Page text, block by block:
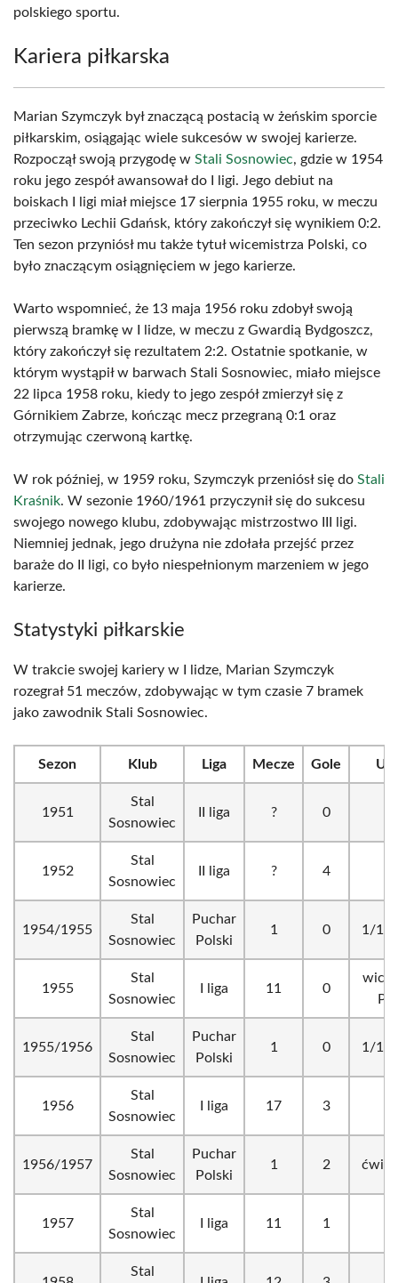
polskiego sportu.
Kariera piłkarska
Marian Szymczyk był znaczącą postacią w żeńskim sporcie
piłkarskim, osiągając wiele sukcesów w swojej karierze.
Rozpoczął swoją przygodę w Stali Sosnowiec, gdzie w 1954
roku jego zespół awansował do I ligi. Jego debiut na
boiskach I ligi miał miejsce 17 sierpnia 1955 roku, w meczu
przeciwko Lechii Gdańsk, który zakończył się wynikiem 0:2.
Ten sezon przyniósł mu także tytuł wicemistrza Polski, co
było znaczącym osiągnięciem w jego karierze.
Warto wspomnieć, że 13 maja 1956 roku zdobył swoją
pierwszą bramkę w I lidze, w meczu z Gwardią Bydgoszcz,
który zakończył się rezultatem 2:2. Ostatnie spotkanie, w
którym wystąpił w barwach Stali Sosnowiec, miało miejsce
22 lipca 1958 roku, kiedy to jego zespół zmierzył się z
Górnikiem Zabrze, kończąc mecz przegraną 0:1 oraz
otrzymując czerwoną kartkę.
W rok później, w 1959 roku, Szymczyk przeniósł się do Stali
Kraśnik. W sezonie 1960/1961 przyczynił się do sukcesu
swojego nowego klubu, zdobywając mistrzostwo III ligi.
Niemniej jednak, jego drużyna nie zdołała przejść przez
baraże do II ligi, co było niespełnionym marzeniem w jego
karierze.
Statystyki piłkarskie
W trakcie swojej kariery w I lidze, Marian Szymczyk
rozegrał 51 meczów, zdobywając w tym czasie 7 bramek
jako zawodnik Stali Sosnowiec.
Sezon Klub Liga Mecze Gole
1951
Stal
Sosnowiec
II liga ? 0
1952
Stal
Sosnowiec
II liga ? 4
1954/1955
Stal
Sosnowiec
Puchar
Polski
1 0 1/16
1955
Stal
Sosnowiec
I liga 11 0
1955/1956
Stal
Sosnowiec
Puchar
Polski
1 0 1/16
1956
Stal
Sosnowiec
I liga 17 3
1956/1957
Stal
Sosnowiec
Puchar
Polski
1 2
1957
Stal
Sosnowiec
I liga 11 1
Stal